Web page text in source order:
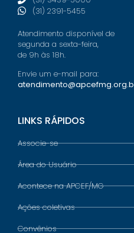
(31) 2391-5455
Atendimento disponível de
segunda a sexta-feira,
de 9h às 18h.
Envie um e-mail para:
atendimento@apcefmg.org.b
LINKS RÁPIDOS
Associe-se
Área do Usuário
Acontece na APCEF/MG
Ações coletivas
Convênios